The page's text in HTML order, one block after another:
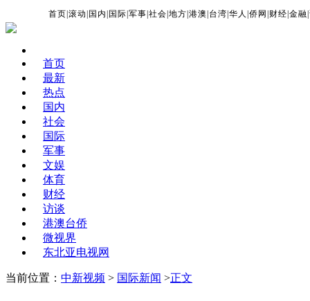
首页 |滚动 国内 国际 |军事 |社会 |地方 |港澳 台湾 |华人 |侨网 财经 |金融 |
首页
最新
热点
国内
社会
国际
军事
文娱
体育
财经
访谈
港澳台侨
微视界
东北亚电视网
当前位置： 中新视频 > 国际新闻 >正文